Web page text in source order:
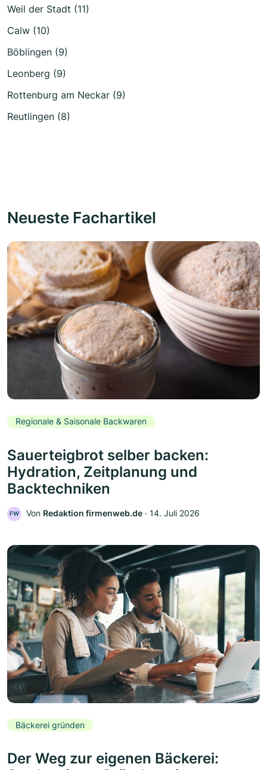
Weil der Stadt (11)
Calw (10)
Böblingen (9)
Leonberg (9)
Rottenburg am Neckar (9)
Reutlingen (8)
Neueste Fachartikel
Regionale & Saisonale Backwaren
Sauerteigbrot selber backen:
Hydration, Zeitplanung und
Backtechniken
FW Von Redaktion firmenweb.de ‧ 14. Juli 2026
Bäckerei gründen
Der Weg zur eigenen Bäckerei: